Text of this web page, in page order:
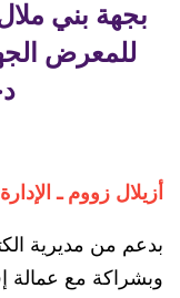
أزيلال زووم ـ الإدارة
بدعم من مديرية
وبشراكة مع عمالة